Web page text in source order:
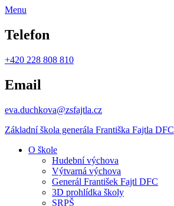
Menu
Telefon
+420 228 808 810
Email
eva.duchkova@zsfajtla.cz
Základní škola generála Františka Fajtla DFC
O škole
Hudební výchova
Výtvarná výchova
Generál František Fajtl DFC
3D prohlídka školy
SRPŠ